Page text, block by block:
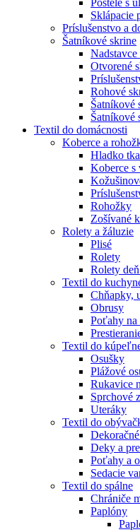
Sklápacie
Príslušenstvo a
Šatníkové skrine
Otvorené
Rohové
Šatníkové
Šatníkové
Textil do domácnosti
Koberce a
Hladko
Koberce s
Rohožky
Zošívané
Rolety a žáluzie
Plisé
Rolety
Rolety
Textil do
Chňapky,
Obrusy
Poťahy
Textil do
Osušky
Plážové
Rukavice
Sprchové
Uteráky
Textil do
Deky a
Poťahy a
Sedacie
Textil do spálne
Chrániče
Paplóny